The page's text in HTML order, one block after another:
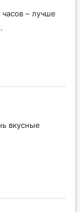
– лучше
вкусные